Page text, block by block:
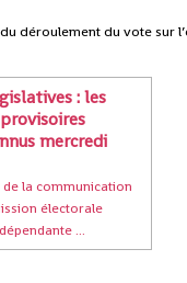
déroulement du vote sur
: les
mercredi
la communication
électorale
...